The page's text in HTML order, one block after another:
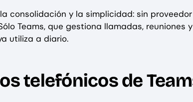
consolidación y la simplicidad: sin
Teams, que gestiona llamadas, reuniones y
utiliza a diario.
telefónicos de